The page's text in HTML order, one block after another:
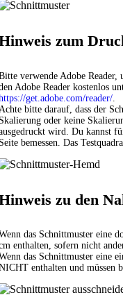
zum
verwende Adobe
Adobe Reader kostenlos
get.adobe.com/reader/
bitte darauf, dass der
oder keine
wird. Du kannst
bemessen. Das
zu den
das Schnittmuster eine
enthalten, sofern nicht
das Schnittmuster eine
enthalten und müssen